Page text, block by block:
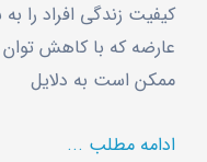
کیفیت زندگی افراد را
عارضه که با کاهش
ممکن است به دلایل
ادامه مطلب ...